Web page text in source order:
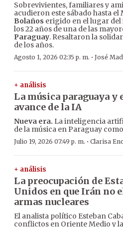
Sobrevivientes, familiares y
acudieron este sábado hasta el
Bolaños erigido en el lugar
los 22 años de una de las
Paraguay. Resaltaron la
de los años.
Agosto 1, 2026 02:35 p. m. · José
+ análisis
La música paraguaya y
avance de la IA
Nueva era. La inteligencia
de la música en Paraguay
Julio 19, 2026 07:49 p. m. · Clarisa
+ análisis
La preocupación de
Unidos en que Irán no
armas nucleares
El analista político Esteban
conflictos en Oriente Medio y